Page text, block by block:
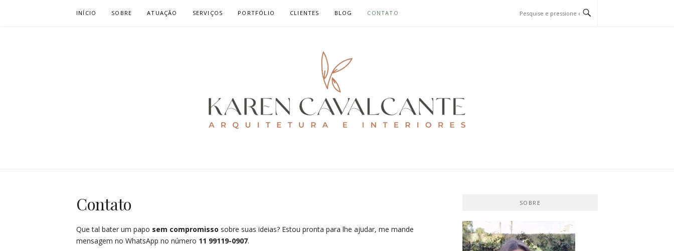
INÍCIO SOBRE ATUAÇÃO SERVIÇOS PORTFÓLIO CLIENTES BLOG CONTATO
Contato
Que tal bater um papo sem compromisso sobre suas ideias? Estou pronta para lhe ajudar, me mande
mensagem no WhatsApp no número 11 99119-0907.
SOBRE